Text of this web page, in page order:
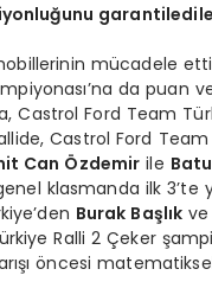
mücadele
da puan
Castrol Ford Team
Castrol Ford Team
Can Özdemir ile
klasmanda ilk 3’te
Burak Başlık ve
Ralli 2 Çeker
öncesi